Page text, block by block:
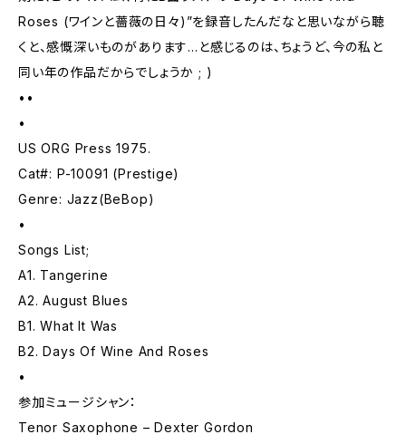
Roses (ワインと薔薇の日々)”を録音したんだなと思いながら聴
くと、感慨深いものがあります…と感じるのは、ちょうど、今の私と
同い年の作品だからでしょうか ; )
••
•
US ORG Press 1975.
Cat#: P-10091 (Prestige)
Genre: Jazz(BeBop)
•
Songs List;
A1. Tangerine
A2. August Blues
B1. What It Was
B2. Days Of Wine And Roses
•
参加ミュージシャン：
Tenor Saxophone – Dexter Gordon